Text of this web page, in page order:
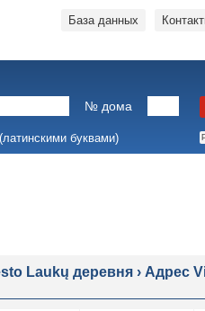
База данных
№ дома
буквами)
Laukų деревня › Адрес